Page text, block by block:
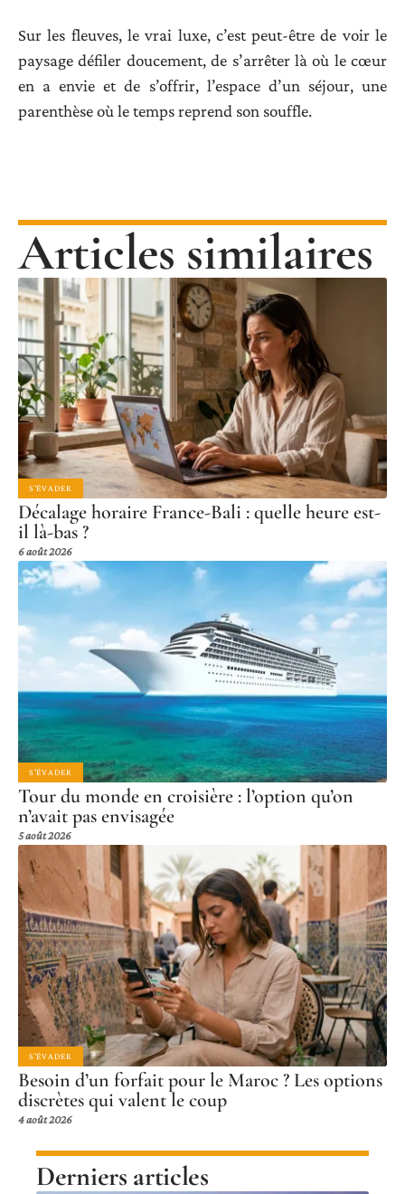
Sur les fleuves, le vrai luxe, c’est peut-être de voir le
paysage défiler doucement, de s’arrêter là où le cœur
en a envie et de s’offrir, l’espace d’un séjour, une
parenthèse où le temps reprend son souffle.
Articles similaires
S'ÉVADER
Décalage horaire France-Bali : quelle heure est-
il là-bas ?
6 août 2026
S'ÉVADER
Tour du monde en croisière : l’option qu’on
n’avait pas envisagée
5 août 2026
S'ÉVADER
Besoin d’un forfait pour le Maroc ? Les options
discrètes qui valent le coup
4 août 2026
Derniers articles